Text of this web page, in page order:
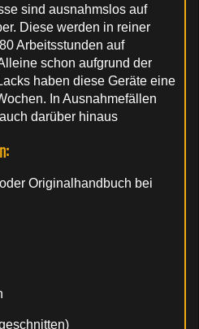
sind ausnahmslos auf
Diese werden in reiner
Arbeitsstunden auf
schon aufgrund der
haben diese Geräte eine
In Ausnahmefällen
darüber hinaus
Originalhandbuch bei